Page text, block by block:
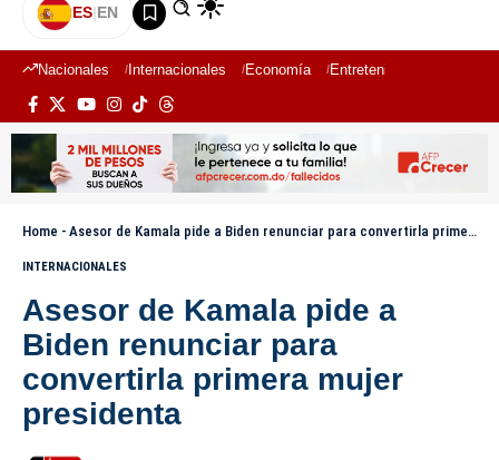
ES|EN
Nacionales Internacionales Economía Entretenimiento
Home - Asesor de Kamala pide a Biden renunciar para convertirla primera mujer presidenta
INTERNACIONALES
Asesor de Kamala pide a
Biden renunciar para
convertirla primera mujer
presidenta